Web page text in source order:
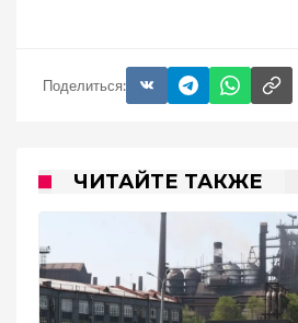
Поделиться:
ЧИТАЙТЕ ТАКЖЕ